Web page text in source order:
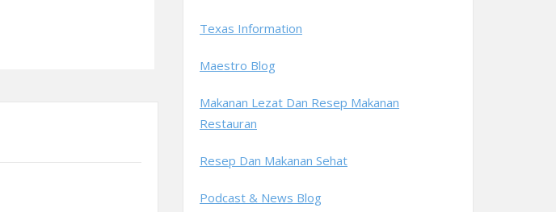
Texas Information
Maestro Blog
Makanan Lezat Dan Resep Makanan
Restauran
Resep Dan Makanan Sehat
Podcast & News Blog